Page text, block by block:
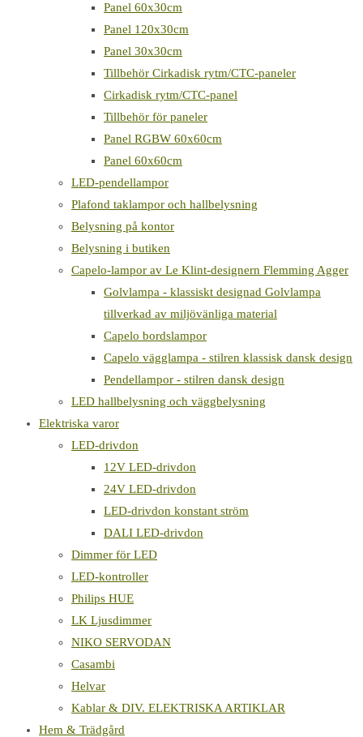
Panel 60x30cm
Panel 120x30cm
Panel 30x30cm
Tillbehör Cirkadisk rytm/CTC-paneler
Cirkadisk rytm/CTC-panel
Tillbehör för paneler
Panel RGBW 60x60cm
Panel 60x60cm
LED-pendellampor
Plafond taklampor och hallbelysning
Belysning på kontor
Belysning i butiken
Capelo-lampor av Le Klint-designern Flemming Agger
Golvlampa - klassiskt designad Golvlampa
tillverkad av miljövänliga material
Capelo bordslampor
Capelo vägglampa - stilren klassisk dansk design
Pendellampor - stilren dansk design
LED hallbelysning och väggbelysning
Elektriska varor
LED-drivdon
12V LED-drivdon
24V LED-drivdon
LED-drivdon konstant ström
DALI LED-drivdon
Dimmer för LED
LED-kontroller
Philips HUE
LK Ljusdimmer
NIKO SERVODAN
Casambi
Helvar
Kablar & DIV. ELEKTRISKA ARTIKLAR
Hem & Trädgård